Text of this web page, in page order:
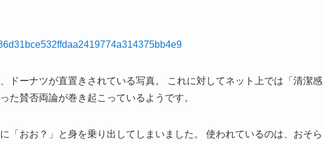
ドーナツが直置きされている写真。 これに対してネット上では「清潔感
た賛否両論が巻き起こっているようです。
「おお？」と身を乗り出してしまいました。 使われているのは、おそら